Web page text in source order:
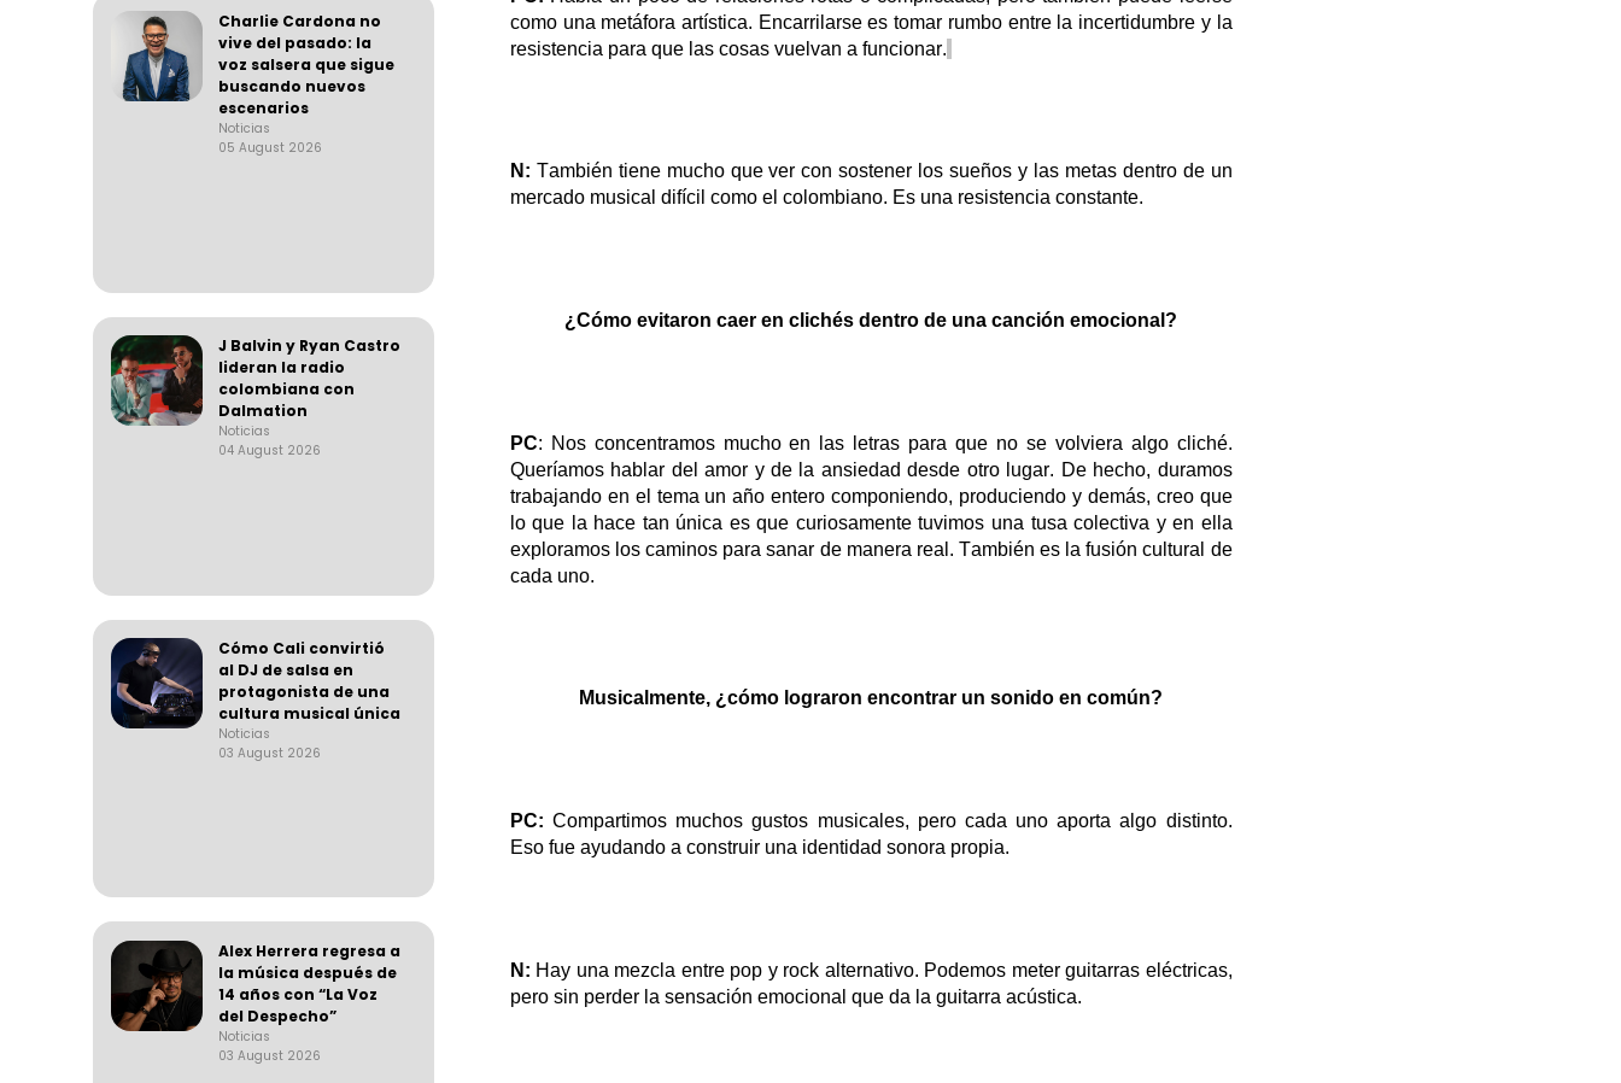
Charlie Cardona no
vive del pasado: la
voz salsera que sigue
buscando nuevos
escenarios
Noticias
05 August 2026
J Balvin y Ryan Castro
lideran la radio
colombiana con
Dalmation
Noticias
04 August 2026
Cómo Cali convirtió
al DJ de salsa en
protagonista de una
cultura musical única
Noticias
03 August 2026
Alex Herrera regresa a
la música después de
14 años con “La Voz
del Despecho”
Noticias
03 August 2026
como una metáfora artística. Encarrilarse es tomar rumbo entre la incertidumbre y la
resistencia para que las cosas vuelvan a funcionar.
N: También tiene mucho que ver con sostener los sueños y las metas dentro de un
mercado musical difícil como el colombiano. Es una resistencia constante.
¿Cómo evitaron caer en clichés dentro de una canción emocional?
PC: Nos concentramos mucho en las letras para que no se volviera algo cliché.
Queríamos hablar del amor y de la ansiedad desde otro lugar. De hecho, duramos
trabajando en el tema un año entero componiendo, produciendo y demás, creo que
lo que la hace tan única es que curiosamente tuvimos una tusa colectiva y en ella
exploramos los caminos para sanar de manera real. También es la fusión cultural de
cada uno.
Musicalmente, ¿cómo lograron encontrar un sonido en común?
PC: Compartimos muchos gustos musicales, pero cada uno aporta algo distinto.
Eso fue ayudando a construir una identidad sonora propia.
N: Hay una mezcla entre pop y rock alternativo. Podemos meter guitarras eléctricas,
pero sin perder la sensación emocional que da la guitarra acústica.